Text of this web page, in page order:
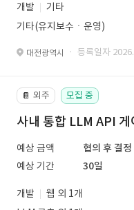
개발
기타
기타(유지보수ㆍ운영)
대전광역시 · 등록일자
📔 외주 모집 중
사내 통합 LLM API
예상 금액
협의 후 결정
예상 기간
30일
개발
웹 외 1개